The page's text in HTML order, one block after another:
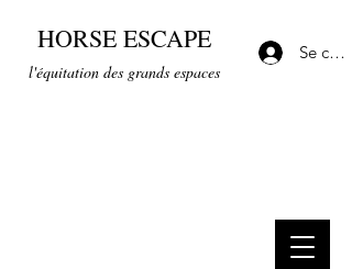
HORSE ESCAPE
l'équitation des grands espaces
Se